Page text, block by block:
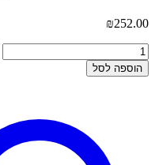
₪252.00
כמות
של
הליקס
הוספה לסל